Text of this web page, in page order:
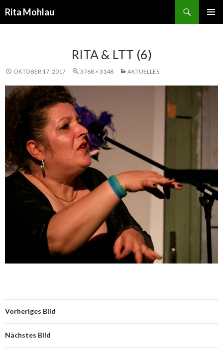
Rita Mohlau
RITA & LTT (6)
OKTOBER 17, 2017 3768 × 3148 AKTUELLES
Vorheriges Bild
Nächstes Bild